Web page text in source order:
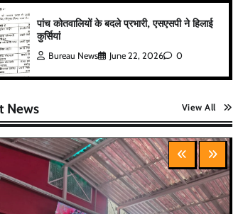
पांच कोतवालियों के बदले प्रभारी, एसएसपी ने हिलाई
कुर्सियां
Bureau News June 22, 2026 0
News View All